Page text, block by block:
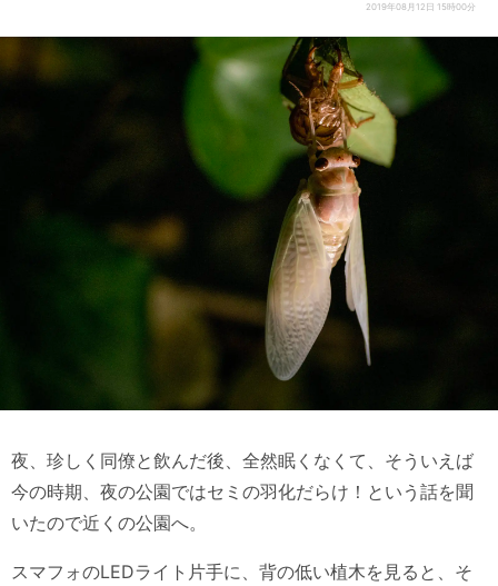
2019年08月12日 15時00分
夜、珍しく同僚と飲んだ後、全然眠くなくて、そういえば
今の時期、夜の公園ではセミの羽化だらけ！という話を聞
いたので近くの公園へ。
スマフォのLEDライト片手に、背の低い植木を見ると、そ